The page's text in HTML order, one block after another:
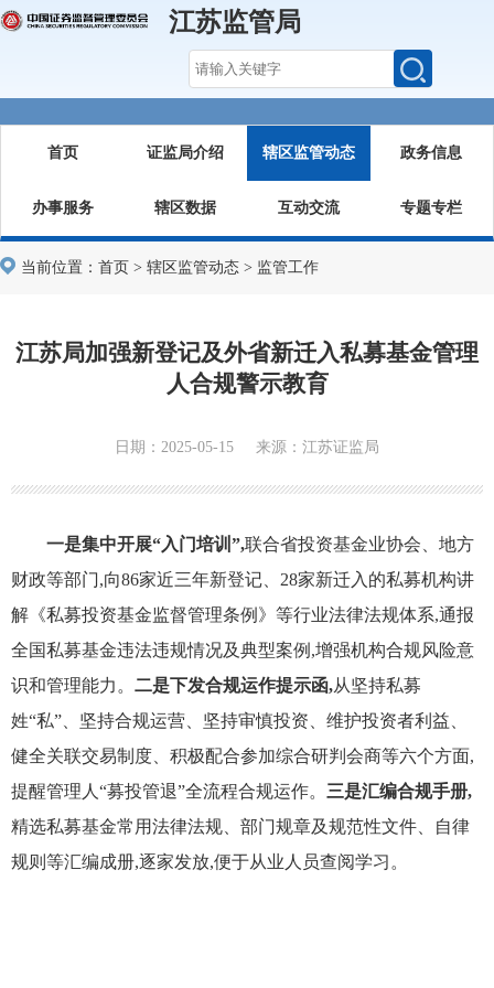
江苏监管局
首页 证监局介绍 辖区监管动态 政务信息
办事服务 辖区数据 互动交流 专题专栏
当前位置： 首页 > 辖区监管动态 > 监管工作
江苏局加强新登记及外省新迁入私募基金管理
人合规警示教育
日期：2025-05-15 来源：江苏证监局
一是集中开展“入门培训”,联合省投资基金业协会、地方
财政等部门,向86家近三年新登记、28家新迁入的私募机构讲
解《私募投资基金监督管理条例》等行业法律法规体系,通报
全国私募基金违法违规情况及典型案例,增强机构合规风险意
识和管理能力。 二是下发合规运作提示函,从坚持私募
姓“私”、坚持合规运营、坚持审慎投资、维护投资者利益、
健全关联交易制度、积极配合参加综合研判会商等六个方面,
提醒管理人“募投管退”全流程合规运作。 三是汇编合规手册,
精选私募基金常用法律法规、部门规章及规范性文件、自律
规则 等汇编成册,逐家发放,便于从业人员查阅学习。